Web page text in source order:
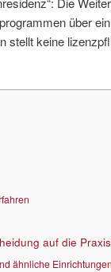
über
keine
auf die
ähnliche Einrichtungen